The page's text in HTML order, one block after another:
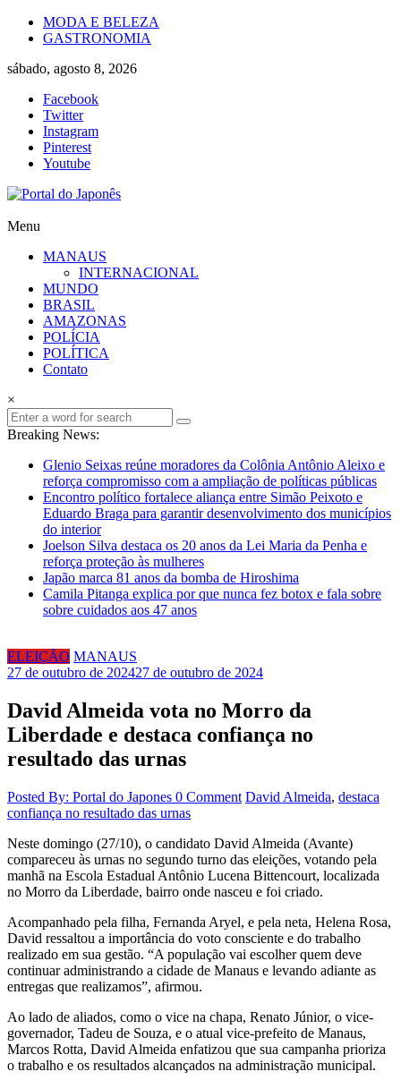
Skip
MODA E BELEZA
GASTRONOMIA
sábado, agosto 8, 2026
Facebook
Twitter
Instagram
Pinterest
Youtube
Portal
Japonês
Japão
mais
perto
Menu
MANAUS
INTERNACIONAL
MUNDO
BRASIL
AMAZONAS
POLÍCIA
POLÍTICA
Contato
×
Breaking News:
Glenio Seixas reúne moradores da Colônia Antônio Aleixo e
reforça compromisso com a ampliação de políticas públicas
Encontro político fortalece aliança entre Simão Peixoto e
Eduardo Braga para garantir desenvolvimento dos municípios
do interior
Joelson Silva destaca os 20 anos da Lei Maria da Penha e
reforça proteção às mulheres
Japão marca 81 anos da bomba de Hiroshima
Camila Pitanga explica por que nunca fez botox e fala sobre
sobre cuidados aos 47 anos
ELEIÇÃO MANAUS
27 de outubro de 202427 de outubro de 2024
David Almeida vota no Morro da
Liberdade e destaca confiança no
resultado das urnas
Posted By: Portal do Japones 0 Comment David Almeida, destaca
confiança no resultado das urnas
Neste domingo (27/10), o candidato David Almeida (Avante)
compareceu às urnas no segundo turno das eleições, votando pela
manhã na Escola Estadual Antônio Lucena Bittencourt, localizada
no Morro da Liberdade, bairro onde nasceu e foi criado.
Acompanhado pela filha, Fernanda Aryel, e pela neta, Helena Rosa,
David ressaltou a importância do voto consciente e do trabalho
realizado em sua gestão. “A população vai escolher quem deve
continuar administrando a cidade de Manaus e levando adiante as
entregas que realizamos”, afirmou.
Ao lado de aliados, como o vice na chapa, Renato Júnior, o vice-
governador, Tadeu de Souza, e o atual vice-prefeito de Manaus,
Marcos Rotta, David Almeida enfatizou que sua campanha prioriza
o trabalho e os resultados alcançados na administração municipal.